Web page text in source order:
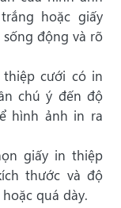
hoặc giấy
động và rõ
cưới có in
chú ý đến độ
hình ảnh in ra
giấy in thiệp
thước và độ
quá dày.